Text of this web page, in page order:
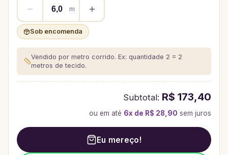
m
Sob encomenda
Vendido por metro corrido. Ex: quantidade 2 = 2
metros de tecido.
Subtotal: R$ 173,40
ou em até 6x de R$ 28,90 sem juros
Eu mereço!